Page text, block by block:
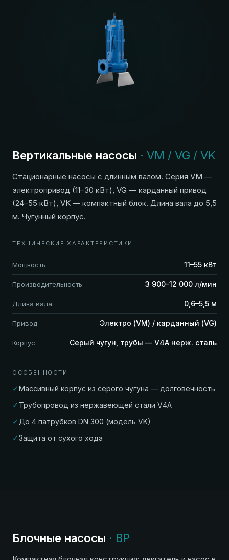
Вертикальные насосы · VM / VG / VK
Стационарные насосы с длинным валом. Серия VM —
электропривод (11–30 кВт), VG — карданный привод
(24–55 кВт), VK — компактный блок. Длина вала до 5,5
м. Чугунный корпус.
ТЕХНИЧЕСКИЕ ХАРАКТЕРИСТИКИ
Мощность 11–55 кВт
Производительность 3 900–12 000 л/мин
Длина вала 0,6–5,5 м
Привод Электро (VM) / карданный (VG)
Корпус Серый чугун, трубы — V4A нерж. сталь
ОСОБЕННОСТИ
✓Массивный корпус из серого чугуна — долговечность
✓ Трубопровод из нержавеющей стали V4A
✓ До 4 патрубков DN 300 (модель VK)
✓Защита от сухого хода
Блочные насосы · BP